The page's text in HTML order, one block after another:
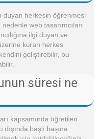
duyan herkesin öğrenmesi
web tasarımcıları
ilgi duyan ve
kuran herkes
geliştirebilir, bu
süresi ne
kapsamında öğretilen
başlı başına